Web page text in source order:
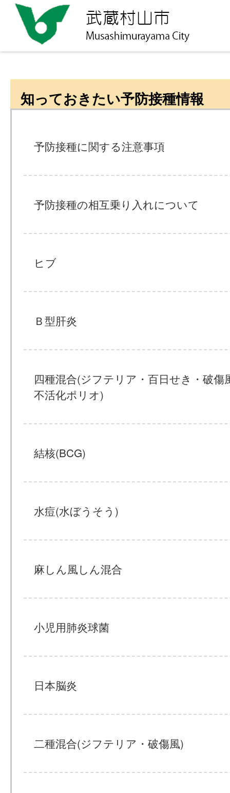
知っておきたい予防接種情報
予防接種に関する注意事項
予防接種の相互乗り入れについて
ヒブ
Ｂ型肝炎
四種混合(ジフテリア・百日せき・破傷
不活化ポリオ)
結核(BCG)
水痘(水ぼうそう)
麻しん風しん混合
小児用肺炎球菌
日本脳炎
二種混合(ジフテリア・破傷風)